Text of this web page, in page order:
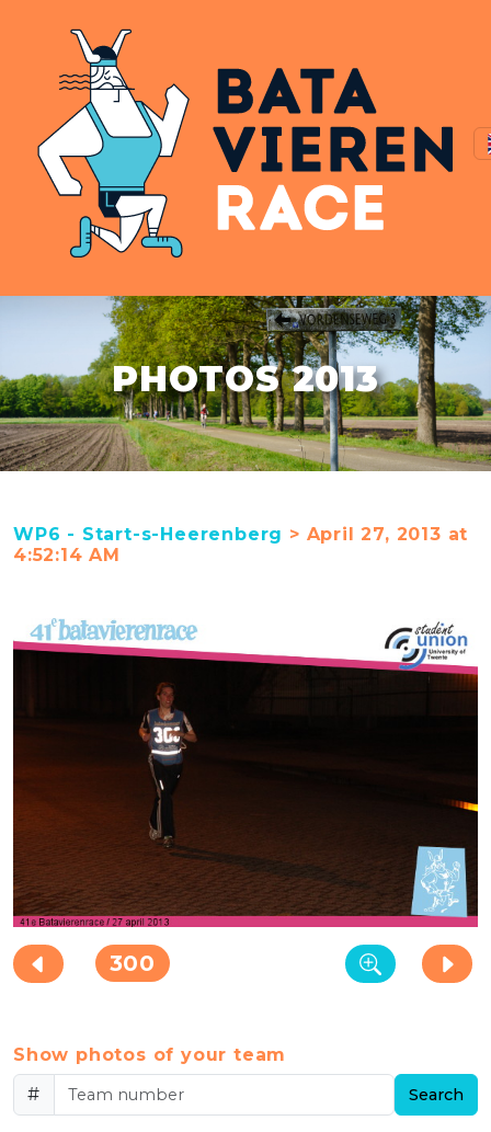
PHOTOS 2013
WP6 - Start-s-Heerenberg > April 27, 2013 at
4:52:14 AM
300
Show photos of your team
#
Search